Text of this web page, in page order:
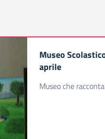
Museo
aprile
Museo che